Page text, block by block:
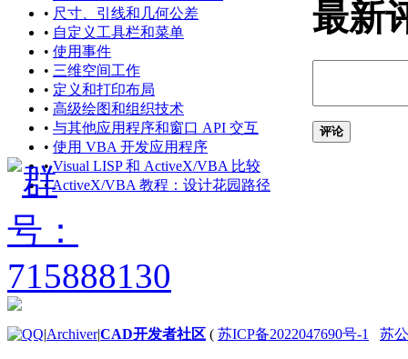
史记录参考
（ActiveX）
AutoCAD 2016 API 历
史记录参考
（ActiveX）
AutoCAD 2015 API 历
史记录参考
AutoCAD 2019 API 历
史记录参考
AutoCAD 2013 API 历
• 尺寸、引线和几何公差
• 自定义工具栏和菜单
• 使用事件
• 三维空间工作
• 定义和打印布局
• 高级绘图和组织技术
• 与其他应用程序和窗口 API 交互
• 使用 VBA 开发应用程序
•Visual LISP 和 ActiveX/VBA 比较
•ActiveX/VBA 教程：设计花园路径
最新
评论
|Archiver|CAD开发者社区 ( 苏ICP备2022047690号-1 苏